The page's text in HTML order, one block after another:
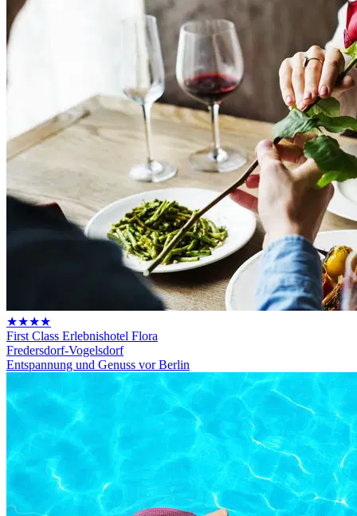
★★★★
First Class Erlebnishotel Flora
Fredersdorf-Vogelsdorf
Entspannung und Genuss vor Berlin